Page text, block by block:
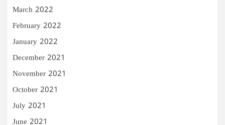
March 2022
February 2022
January 2022
December 2021
November 2021
October 2021
July 2021
June 2021